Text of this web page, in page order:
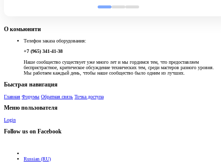
О комьюнити
Телефон заказа оборудования:
+7 (965) 341-41-38
Наше сообщество существует уже много лет и мы гордимся тем, что предоставляем
беспристрастное, критическое обсуждение технических тем, среди мастеров разного уровня.
Мы работаем каждый день, чтобы наше сообщество было одним из лучших.
Быстрая навигация
Главная Форумы Обратная связь Точка доступа
Меню пользователя
Login
Follow us on Facebook
Russian (RU)